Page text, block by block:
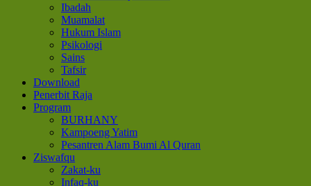
Ibadah
Muamalat
Hukum Islam
Psikologi
Sains
Tafsir
Download
Penerbit Raja
Program
BURHANY
Kampoeng Yatim
Pesantren Alam Bumi Al Quran
Ziswafqu
Zakat-ku
Infaq-ku